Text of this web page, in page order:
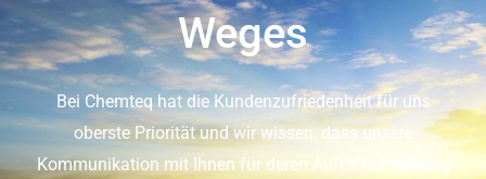
Weges
Bei Chemteq hat die Kundenzufriedenheit für uns
oberste Priorität und wir wissen, dass unsere
Kommunikation mit Ihnen für deren Aufrechterhaltung